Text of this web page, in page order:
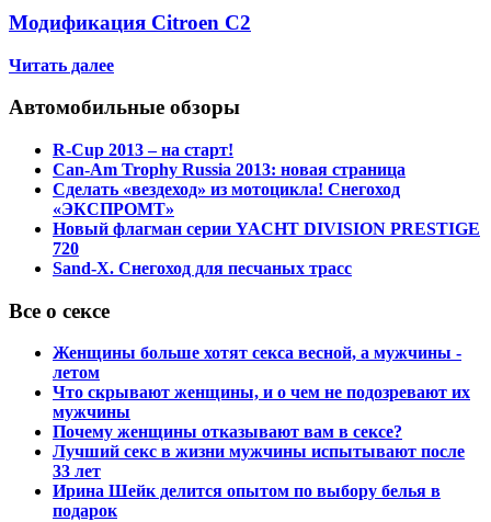
Модификация Citroen С2
Читать далее
Автомобильные обзоры
R-Cup 2013 – на старт!
Can-Am Trophy Russia 2013: новая страница
Сделать «вездеход» из мотоцикла! Снегоход
«ЭКСПРОМТ»
Новый флагман серии YACHT DIVISION PRESTIGE
720
Sand-X. Снегоход для песчаных трасс
Все о сексе
Женщины больше хотят секса весной, а мужчины -
летом
Что скрывают женщины, и о чем не подозревают их
мужчины
Почему женщины отказывают вам в сексе?
Лучший секс в жизни мужчины испытывают после
33 лет
Ирина Шейк делится опытом по выбору белья в
подарок